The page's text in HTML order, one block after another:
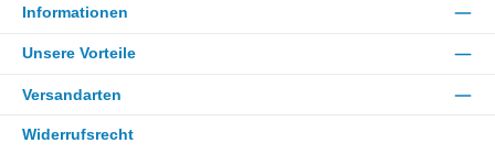
Informationen
Unsere Vorteile
Versandarten
Widerrufsrecht